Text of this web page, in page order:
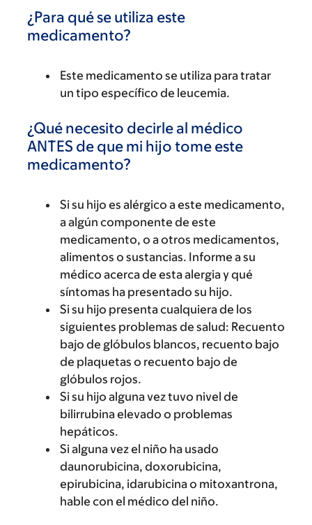
¿Para qué se utiliza este
medicamento?
Este medicamento se utiliza para tratar
un tipo específico de leucemia.
¿Qué necesito decirle al médico
ANTES de que mi hijo tome este
medicamento?
Si su hijo es alérgico a este medicamento,
a algún componente de este
medicamento, o a otros medicamentos,
alimentos o sustancias. Informe a su
médico acerca de esta alergia y qué
síntomas ha presentado su hijo.
Si su hijo presenta cualquiera de los
siguientes problemas de salud: Recuento
bajo de glóbulos blancos, recuento bajo
de plaquetas o recuento bajo de
glóbulos rojos.
Si su hijo alguna vez tuvo nivel de
bilirrubina elevado o problemas
hepáticos.
Si alguna vez el niño ha usado
daunorubicina, doxorubicina,
epirubicina, idarubicina o mitoxantrona,
hable con el médico del niño.